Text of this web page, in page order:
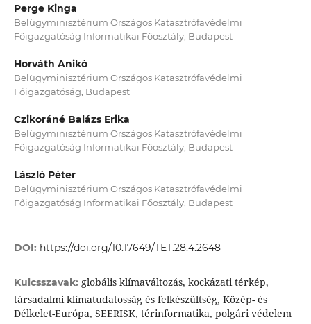
Perge Kinga
Belügyminisztérium Országos Katasztrófavédelmi
Főigazgatóság Informatikai Főosztály, Budapest
Horváth Anikó
Belügyminisztérium Országos Katasztrófavédelmi
Főigazgatóság, Budapest
Czikoráné Balázs Erika
Belügyminisztérium Országos Katasztrófavédelmi
Főigazgatóság Informatikai Főosztály, Budapest
László Péter
Belügyminisztérium Országos Katasztrófavédelmi
Főigazgatóság Informatikai Főosztály, Budapest
DOI: https://doi.org/10.17649/TET.28.4.2648
Kulcsszavak: globális klímaváltozás, kockázati térkép,
társadalmi klímatudatosság és felkészültség, Közép- és
Délkelet-Európa, SEERISK, térinformatika, polgári védelem